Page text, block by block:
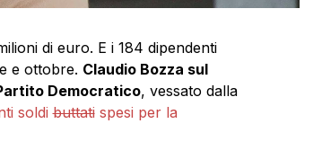
di euro. E i 184 dipendenti
e ottobre. Claudio Bozza sul
Democratico, vessato dalla
soldibuttatispesi per la